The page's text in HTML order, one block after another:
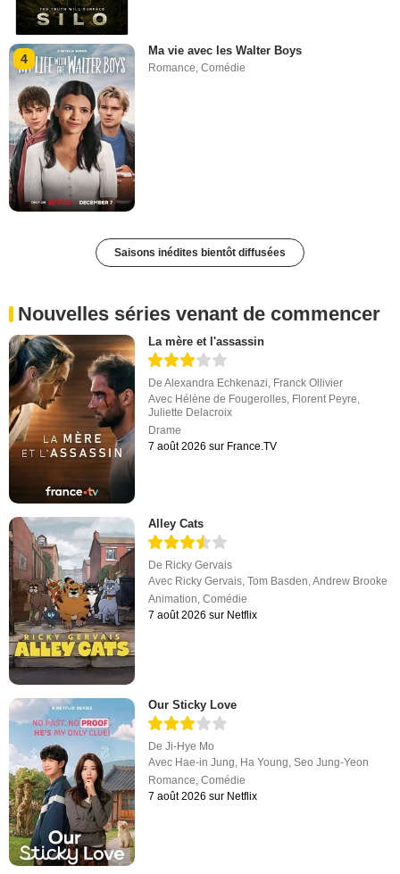
4
Ma vie avec les Walter Boys
Romance,Comédie
Saisons inédites bientôt diffusées
Nouvelles séries venant de commencer
La mère et l'assassin
DeAlexandra Echkenazi, Franck Ollivier
Avec Hélène de Fougerolles, Florent Peyre,
Juliette Delacroix
Drame
7 août 2026 sur France.TV
Alley Cats
De Ricky Gervais
Avec Ricky Gervais ,Tom Basden ,Andrew Brooke
Animation ,Comédie
7 août 2026 sur Netflix
Our Sticky Love
DeJi-Hye Mo
Avec Hae-in Jung, Ha Young,Seo Jung-Yeon
Romance,Comédie
7 août 2026 sur Netflix